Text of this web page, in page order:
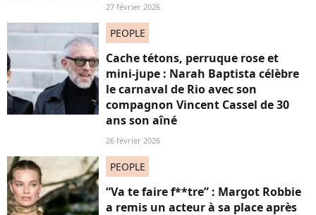
27 février 2026
PEOPLE
Cache tétons, perruque rose et
mini-jupe : Narah Baptista célèbre
le carnaval de Rio avec son
compagnon Vincent Cassel de 30
ans son aîné
26 février 2026
PEOPLE
“Va te faire f**tre” : Margot Robbie
a remis un acteur à sa place après